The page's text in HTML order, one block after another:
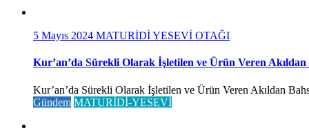
5 Mayıs 2024 MATURİDİ YESEVİ OTAĞI
Kur’an’da Sürekli Olarak İşletilen ve Ürün Veren Akıldan
Kur’an’da Sürekli Olarak İşletilen ve Ürün Veren Akıldan
Gündem MATURİDİ-YESEVİ